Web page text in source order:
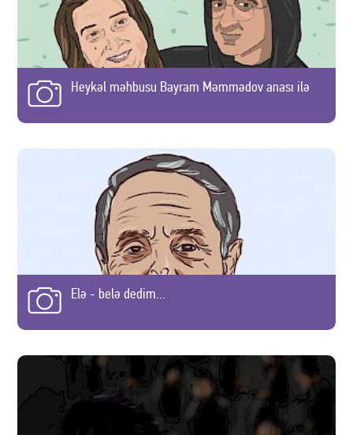
Heykəl məhbusu Bayram Məmmədov anası ilə
Elə - belə dedim...